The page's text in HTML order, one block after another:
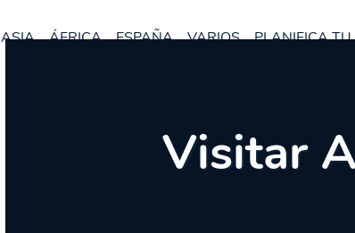
ASIA ÁFRICA ESPAÑA VARIOS PLANIFICA TU
Visitar